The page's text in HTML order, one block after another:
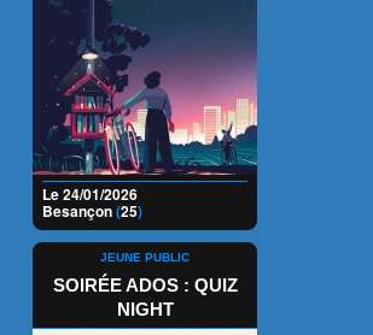
Le 24/01/2026
Besançon(25)
JEUNE PUBLIC
SOIRÉE ADOS : QUIZ
NIGHT